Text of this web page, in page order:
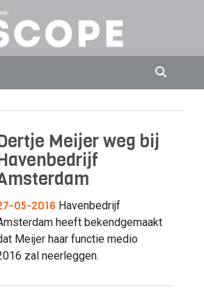
Meijer weg bij
05-2016 Havenbedrijf
heeft bekendgemaakt
Meijer haar functie medio
zal neerleggen.